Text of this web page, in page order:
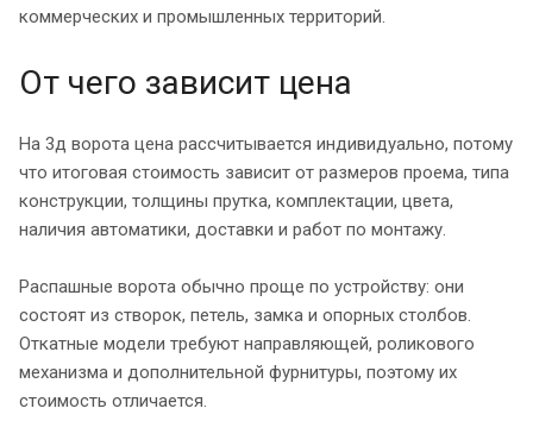
коммерческих и промышленных территорий.
От чего зависит цена
На 3д ворота цена рассчитывается индивидуально, потому
что итоговая стоимость зависит от размеров проема, типа
конструкции, толщины прутка, комплектации, цвета,
наличия автоматики, доставки и работ по монтажу.
Распашные ворота обычно проще по устройству: они
состоят из створок, петель, замка и опорных столбов.
Откатные модели требуют направляющей, роликового
механизма и дополнительной фурнитуры, поэтому их
стоимость отличается.